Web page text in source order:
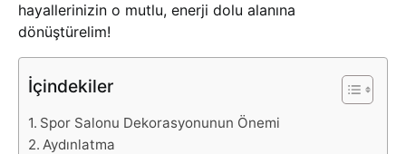
hayallerinizin o mutlu, enerji dolu alanına
dönüştürelim!
İçindekiler
Spor Salonu Dekorasyonunun Önemi
Aydınlatma